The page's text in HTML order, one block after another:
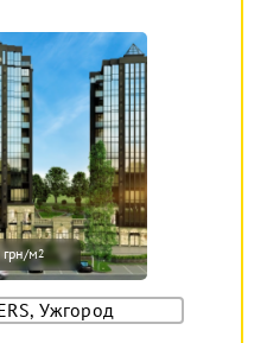
м2
Ужгород